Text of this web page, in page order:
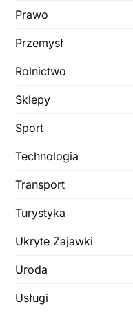
Prawo
Przemysł
Rolnictwo
Sklepy
Sport
Technologia
Transport
Turystyka
Ukryte Zajawki
Uroda
Usługi